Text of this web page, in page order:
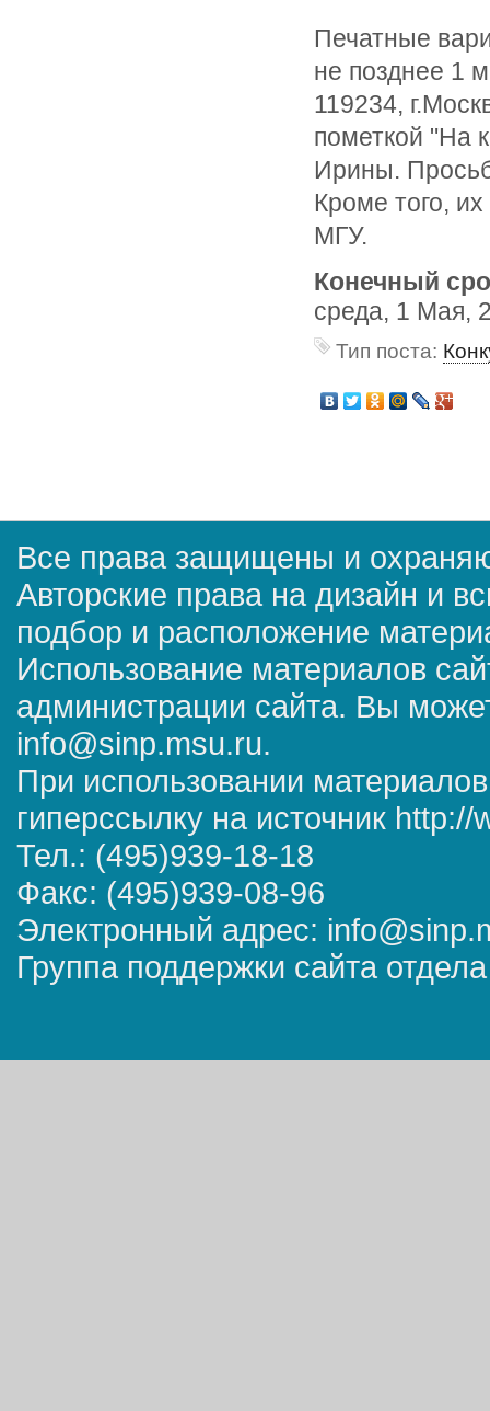
Печатные
не позднее 1
119234,
пометкой "На
Ирины.
Кроме того,
МГУ.
Конечный
среда, 1 Мая,
Тип поста:
Все права защищены и
Авторские права на дизайн и
подбор и расположение
Использование материалов
администрации сайта. Вы
info@sinp.msu.ru.
При использовании
гиперссылку на источник
Тел.: (495)939-18-18
Факс: (495)939-08-96
Электронный адрес:
Группа поддержки сайта